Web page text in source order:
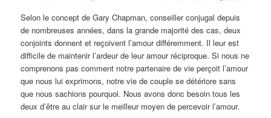
Selon le concept de Gary Chapman, conseiller conjugal depuis
de nombreuses années, dans la grande majorité des cas, deux
conjoints donnent et reçoivent l’amour différemment. Il leur est
difficile de maintenir l’ardeur de leur amour réciproque. Si nous ne
comprenons pas comment notre partenaire de vie perçoit l’amour
que nous lui exprimons, notre vie de couple se détériore sans
que nous sachions pourquoi. Nous avons donc besoin tous les
deux d’être au clair sur le meilleur moyen de percevoir l’amour.